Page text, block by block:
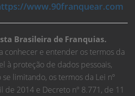
www.90franquear.com
Brasileira de Franquias.
conhecer e entender os termos da
à proteção de dados pessoais,
limitando, os termos da Lei nº
de 2014 e Decreto nº 8.771, de 11